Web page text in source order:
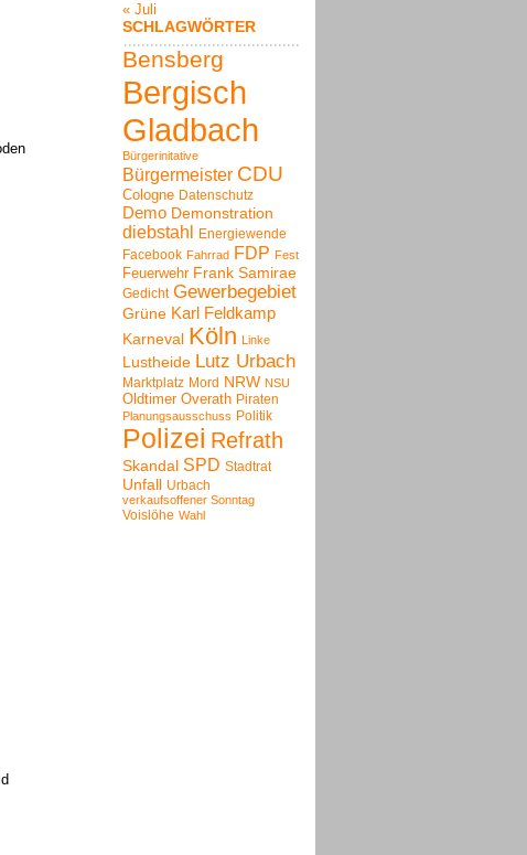
« Juli
SCHLAGWÖRTER
Bensberg
Bergisch
Gladbach
Bürgerinitative
Bürgermeister CDU
Cologne Datenschutz
Demo Demonstration
diebstahl Energiewende
Facebook Fahrrad FDP Fest
Feuerwehr Frank Samirae
Gedicht Gewerbegebiet
Grüne Karl Feldkamp
Karneval Köln Linke
Lustheide Lutz Urbach
Marktplatz Mord NRW NSU
Oldtimer Overath Piraten
Planungsausschuss Politik
Polizei Refrath
Skandal SPD Stadtrat
Unfall Urbach
verkaufsoffener Sonntag
Voislöhe Wahl